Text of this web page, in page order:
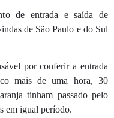
de entrada e saída de
de São Paulo e do Sul
por conferir a entrada
mais de uma hora, 30
tinham passado pelo
em igual período.